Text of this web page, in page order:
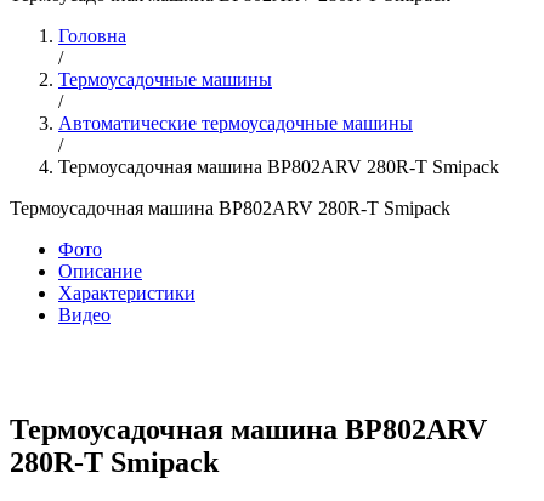
Головна
/
Термоусадочные машины
/
Автоматические термоусадочные машины
/
Термоусадочная машина BP802ARV 280R-T Smipack
Термоусадочная машина BP802ARV 280R-T Smipack
Фото
Описание
Характеристики
Видео
Термоусадочная машина BP802ARV
280R-T Smipack